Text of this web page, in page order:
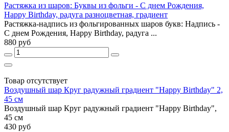
Растяжка из шаров: Буквы из фольги - С днем Рождения,
Happy Birthday, радуга разноцветная, градиент
Растяжка-надпись из фольгированных шаров букв: Надпись -
С днем Рождения, Happy Birthday, радуга ...
880 руб
Товар отсутствует
Воздушный шар Круг радужный градиент "Happy Birthday" 2,
45 см
Воздушный шар Круг радужный градиент "Happy Birthday",
45 см
430 руб